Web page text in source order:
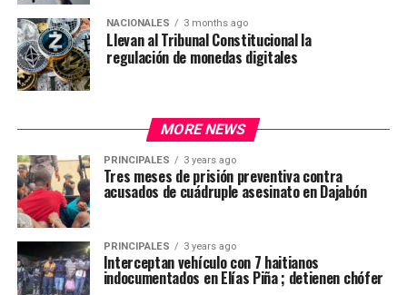
NACIONALES 3 months ago
Llevan al Tribunal Constitucional la
regulación de monedas digitales
MORE NEWS
PRINCIPALES 3 years ago
Tres meses de prisión preventiva contra
acusados de cuádruple asesinato en Dajabón
PRINCIPALES 3 years ago
Interceptan vehículo con 7 haitianos
indocumentados en Elías Piña ; detienen chófer